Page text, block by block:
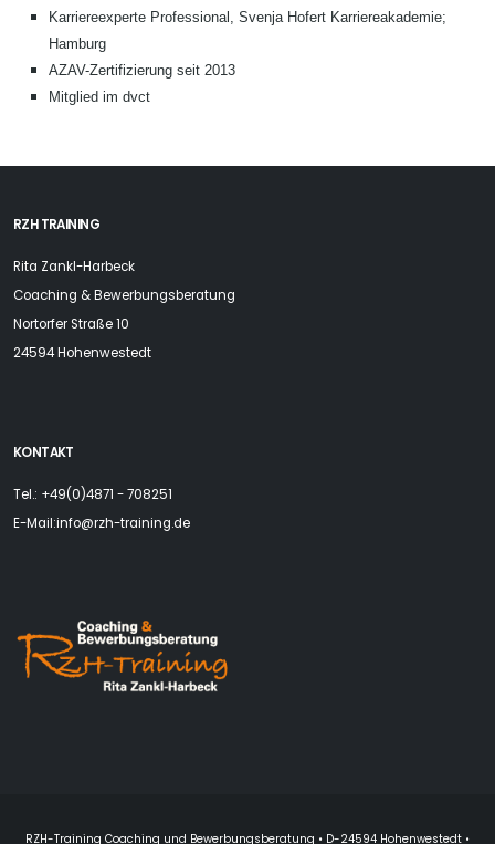
Karriereexperte Professional, Svenja Hofert Karriereakademie;
Hamburg
AZAV-Zertifizierung seit 2013
Mitglied im dvct
RZH TRAINING
Rita Zankl-Harbeck
Coaching & Bewerbungsberatung
Nortorfer Straße 10
24594 Hohenwestedt
KONTAKT
Tel.: +49(0)4871 - 708251
E-Mail:info@rzh-training.de
RZH-Training Coaching und Bewerbungsberatung • D-24594 Hohenwestedt •